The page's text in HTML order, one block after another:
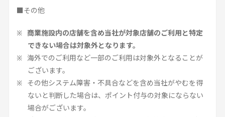
■その他
商業施設内の店舗を含め当社が対象店舗のご利用と特定
できない場合は対象外となります。
海外でのご利用など一部のご利用は対象外となることが
ございます。
その他システム障害・不具合などを含め当社がやむを得
ないと判断した場合は、ポイント付与の対象にならない
場合がございます。